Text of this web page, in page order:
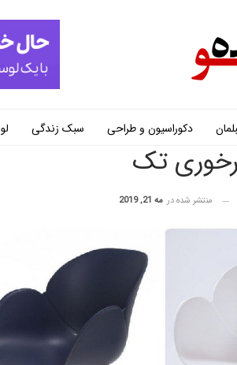
دکوراسیون و طراحی سبک زندگی
تک
منتشر شده در مه 21, 2019